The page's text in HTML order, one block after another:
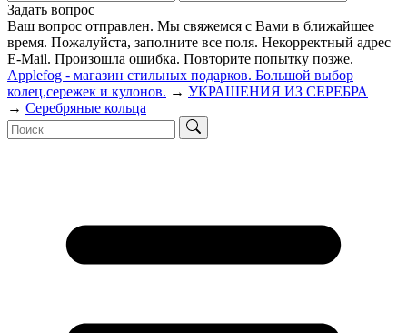
Задать вопрос
Ваш вопрос отправлен. Мы свяжемся с Вами в ближайшее
время. Пожалуйста, заполните все поля. Некорректный адрес
E-Mail. Произошла ошибка. Повторите попытку позже.
Applefog - магазин стильных подарков. Большой выбор
колец,сережек и кулонов. → УКРАШЕНИЯ ИЗ СЕРЕБРА
→ Серебряные кольца